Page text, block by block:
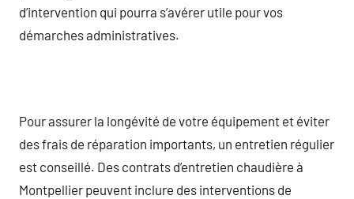
d’intervention qui pourra s’avérer utile pour vos
démarches administratives.
Pour assurer la longévité de votre équipement et éviter
des frais de réparation importants, un entretien régulier
est conseillé. Des contrats d’entretien chaudière à
Montpellier peuvent inclure des interventions de